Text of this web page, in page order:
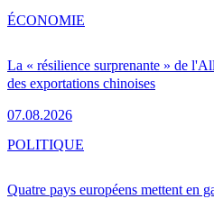
La « résilience surprenante » de
des exportations chinoises
07.08.2026
ÉCONOMIE
Quatre pays européens mettent en
POLITIQUE